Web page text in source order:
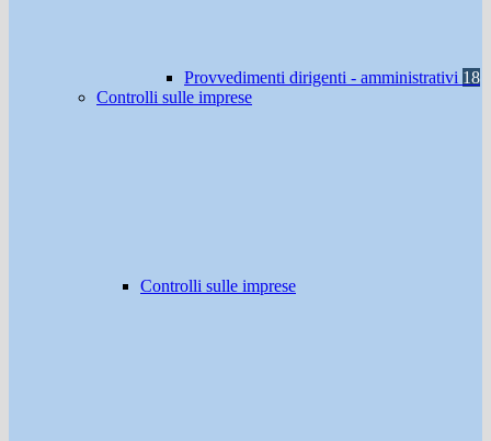
Provvedimenti dirigenti - amministrativi 18
Controlli sulle imprese
Controlli sulle imprese